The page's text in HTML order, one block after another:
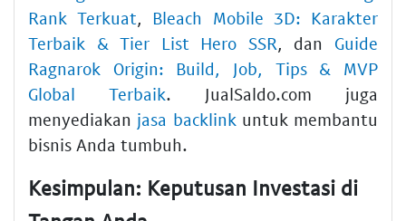
Rank Terkuat, Bleach Mobile 3D: Karakter
Terbaik & Tier List Hero SSR, dan Guide
Ragnarok Origin: Build, Job, Tips & MVP
Global Terbaik. JualSaldo.com juga
menyediakan jasa backlinkuntuk membantu
bisnis Anda tumbuh.
Kesimpulan: Keputusan Investasi di